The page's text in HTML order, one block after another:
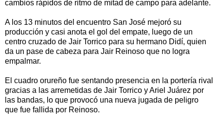
cambios rápidos de ritmo de mitad de campo para adelante.
A los 13 minutos del encuentro San José mejoró su
producción y casi anota el gol del empate, luego de un
centro cruzado de Jair Torrico para su hermano Didí, quien
da un pase de cabeza para Jair Reinoso que no logra
empalmar.
El cuadro orureño fue sentando presencia en la portería rival
gracias a las arremetidas de Jair Torrico y Ariel Juárez por
las bandas, lo que provocó una nueva jugada de peligro
que fue fallida por Reinoso.